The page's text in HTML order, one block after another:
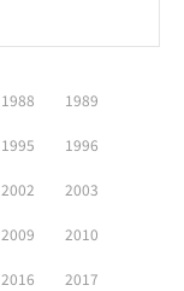
1988 1989
1995 1996
2002 2003
2009 2010
2016 2017